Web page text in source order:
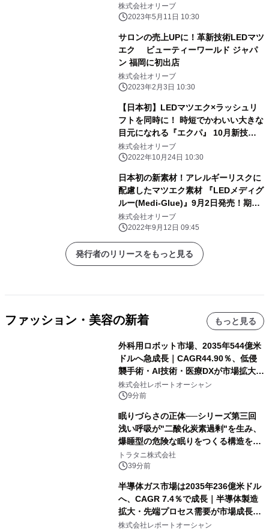
イトでの 「ビューティーワールド ジ
ャパン 東京」に出展
株式会社オリーブ
2023年5月11日 10:30
サロンの売上UPに！革新技術LEDマツ
エク ビューティーワールド ジャパ
ン 福岡に初出店
株式会社オリーブ
2023年2月3日 10:30
【日本初】LEDマツエク×ラッシュリ
フトを同時に！ 時短でかわいい大きな
目元になれる『エクパ』 10月新技術
提供スタート
株式会社オリーブ
2022年10月24日 10:30
日本初の新素材！アレルギーリスクに
配慮したマツエク素材 『LEDメディグ
ルー(Medi-Glue)』9月2日発売！期間
限定“半額”
株式会社オリーブ
2022年9月12日 09:45
発行者のリリースをもっと見る
ファッション・美容の新着 もっと見る
外科用ロボット市場、2035年544億米
ドルへ急成長｜CAGR44.90％、低侵
襲手術・AI技術・医療DXが市場拡大を
牽引
株式会社レポートオーシャン
9分前
眠りづらさの正体──シリーズ第三回
浅い呼吸が"二酸化炭素過剰"を生み、
爆睡型の危険な眠りをつくる構造を解
説
トラタニ株式会社
39分前
半導体ガス市場は2035年236億米ドル
へ、CAGR 7.4％で成長｜半導体製造
拡大・先端プロセス需要が市場成長を
加速
株式会社レポートオーシャン